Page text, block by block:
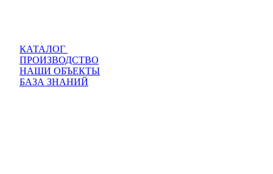
КАТАЛОГ
ПРОИЗВОДСТВО
НАШИ ОБЪЕКТЫ
БАЗА ЗНАНИЙ